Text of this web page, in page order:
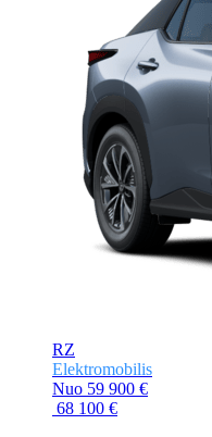
RZ
Elektromobilis
Nuo 59 900 €
68 100 €